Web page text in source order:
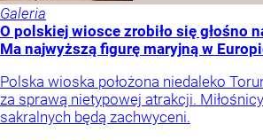
Galeria
O polskiej wiosce zrobiło się głośno
Ma najwyższą figurę maryjną w
Polska wioska położona niedaleko
za sprawą nietypowej atrakcji.
sakralnych będą zachwyceni.